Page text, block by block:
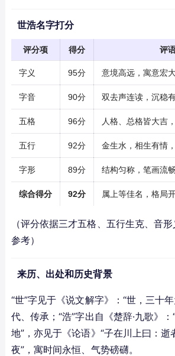
世浩名字打分
评分项 得分 评
字义 95分 意境高远，寓意宏
字音 90分 双去声连读，沉稳
五格 96分 人格、总格皆大吉
五行 92分 金生水，相生有情
字形 89分 结构匀称，笔画流
综合得分 92分 属上等佳名，格局
（评分依据三才五格、五行生克、音
参考）
来历、出处和历史背景
“世”字见于《说文解字》：“世，三十
代、传承；“浩”字出自《楚辞·九歌》
地”，亦见于《论语》“子在川上曰：逝
夜”，寓时间永恒、气势磅礴。